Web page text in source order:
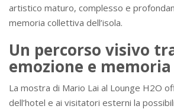
artistico maturo, complesso e
memoria collettiva dell’isola.
Un percorso visivo
emozione e memoria
La mostra di Mario Lai al Lounge H2O
dell’hotel e ai visitatori esterni la